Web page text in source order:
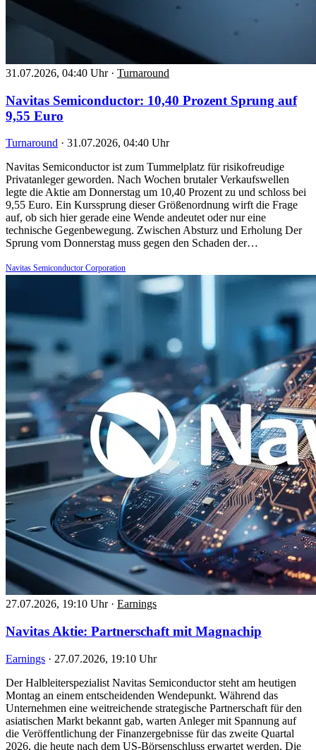
31.07.2026, 04:40 Uhr · Turnaround
Navitas Semiconductor: 10,40 Prozent Sprung auf
9,55 Euro
Turnaround · 31.07.2026, 04:40 Uhr
Navitas Semiconductor ist zum Tummelplatz für risikofreudige
Privatanleger geworden. Nach Wochen brutaler Verkaufswellen
legte die Aktie am Donnerstag um 10,40 Prozent zu und schloss bei
9,55 Euro. Ein Kurssprung dieser Größenordnung wirft die Frage
auf, ob sich hier gerade eine Wende andeutet oder nur eine
technische Gegenbewegung. Zwischen Absturz und Erholung Der
Sprung vom Donnerstag muss gegen den Schaden der…
Navitas Semiconductor Corporation
27.07.2026, 19:10 Uhr · Earnings
Navitas Aktie: Partnerschaft mit Magnachip
Earnings · 27.07.2026, 19:10 Uhr
Der Halbleiterspezialist Navitas Semiconductor steht am heutigen
Montag an einem entscheidenden Wendepunkt. Während das
Unternehmen eine weitreichende strategische Partnerschaft für den
asiatischen Markt bekannt gab, warten Anleger mit Spannung auf
die Veröffentlichung der Finanzergebnisse für das zweite Quartal
2026, die heute nach dem US-Börsenschluss erwartet werden. Die